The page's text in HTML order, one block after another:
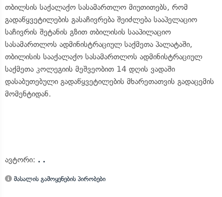
თბილსის საქალაქო სასამართლო მიუთითებს, რომ
გადაწყვეტილების გასაჩივრება შეიძლება სააპელაციო
საჩივრის შეტანის გზით თბილისის სააპილაციო
სასამართლოს ადმინისტრაციულ საქმეთა პალატაში,
თბილისის სააქალაქო სასამართლოს ადმინისტრაციულ
საქმეთა კოლეგიის მეშვეობით 14 დღის ვადაში
დასაბუთებული გადაწყვეტილების მხარეთათვის გადაცემის
მომენტიდან.
ავტორი: . .
მასალის გამოყენების პირობები